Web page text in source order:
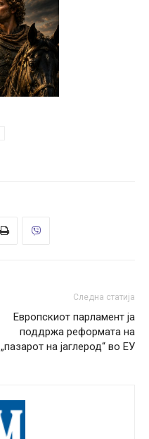
Следна статија
Европскиот парламент ја
поддржа реформата на
„пазарот на јаглерод“ во ЕУ